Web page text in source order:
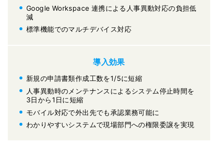
Google Workspace 連携による人事異動対応の負担低
減
標準機能でのマルチデバイス対応
導入効果
新規の申請書類作成工数を1/5に短縮
人事異動時のメンテナンスによるシステム停止時間を
3日から1日に短縮
モバイル対応で外出先でも承認業務可能に
わかりやすいシステムで現場部門への権限委譲を実現